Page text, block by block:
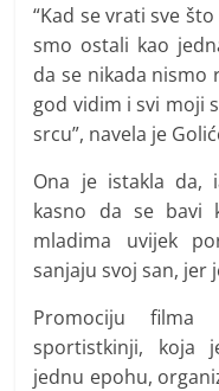
“Kad se vrati sve
smo ostali kao
da se nikada nismo
god vidim i svi moji
srcu”, navela je
Ona je istakla da,
kasno da se bavi
mladima uvijek
sanjaju svoj san, jer
Promociju filma
sportistkinji, koja
jednu epohu,